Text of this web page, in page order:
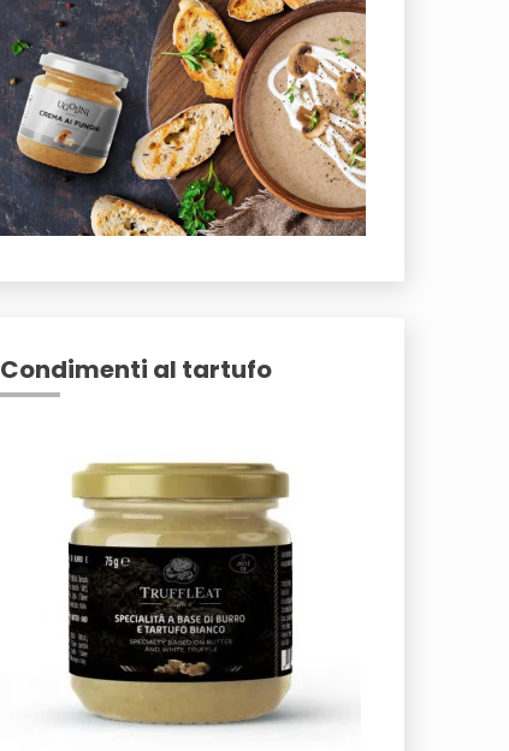
Condimenti al tartufo